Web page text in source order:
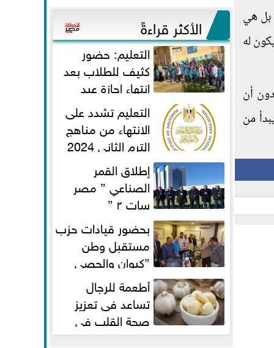
بل هي
له
دون أن
من
وعيسي” أمانه كفر...
الأكثر قراءةً
التعليم: حضور
كثيف للطلاب بعد
انتهاء إجازة عيد
الفطر لاستكمال المناهجالتعليم تشدد على
الانتهاء من مناهج
الترم الثاني 2024
قبل الامتحانات إطلاق القمر
الصناعي ” مصر
سات ٢ ”
بحضور قيادات حزب
مستقبل وطن
”كيوان والحصي
والتمامي وابوحجازي وعيسي” أمانه
كفر...
أطعمة للرجال
تساعد فى تعزيز
صحة القلب فى
سن الأربعين